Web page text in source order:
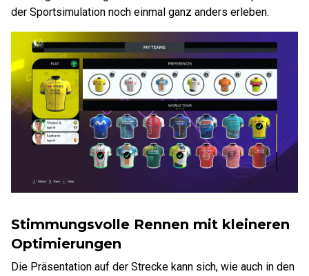
der Sportsimulation noch einmal ganz anders erleben.
Stimmungsvolle Rennen mit kleineren
Optimierungen
Die Präsentation auf der Strecke kann sich, wie auch in den